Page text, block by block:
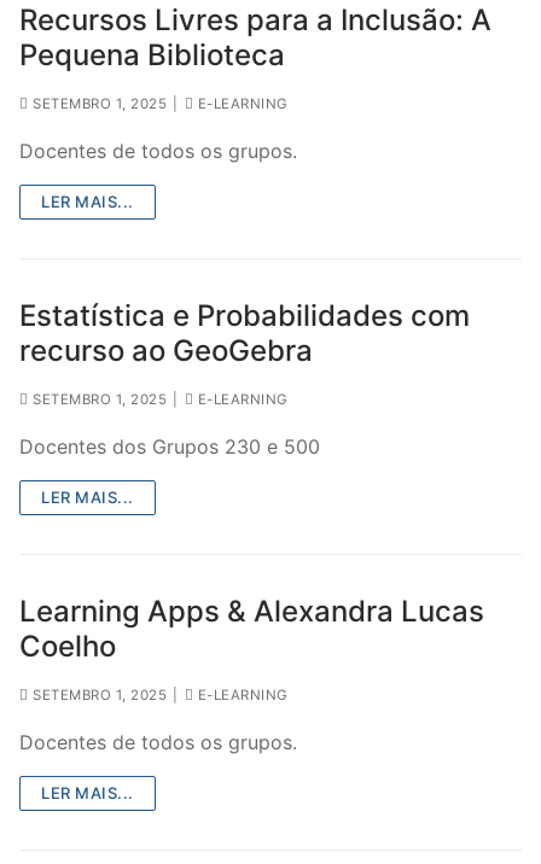
Recursos Livres para a Inclusão: A
Pequena Biblioteca
SETEMBRO 1, 2025 E-LEARNING
Docentes de todos os grupos.
LER MAIS...
Estatística e Probabilidades com
recurso ao GeoGebra
SETEMBRO 1, 2025 E-LEARNING
Docentes dos Grupos 230 e 500
LER MAIS...
Learning Apps & Alexandra Lucas
Coelho
SETEMBRO 1, 2025 E-LEARNING
Docentes de todos os grupos.
LER MAIS...